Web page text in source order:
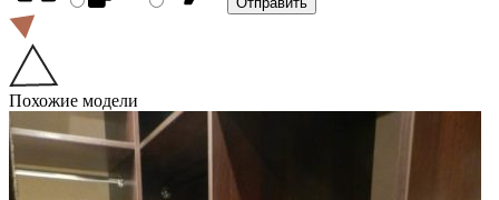
Похожие модели